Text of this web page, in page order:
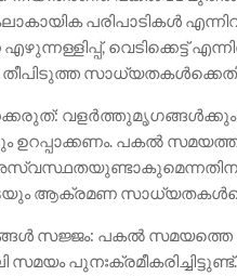
പരിപാടികൾ എന്നിവ
വെടിക്കെട്ട്
ഉറപ്പാക്കണം. പകൽ
ആക്രമണ
സജ്ജം: പകൽ സമയത്തെ